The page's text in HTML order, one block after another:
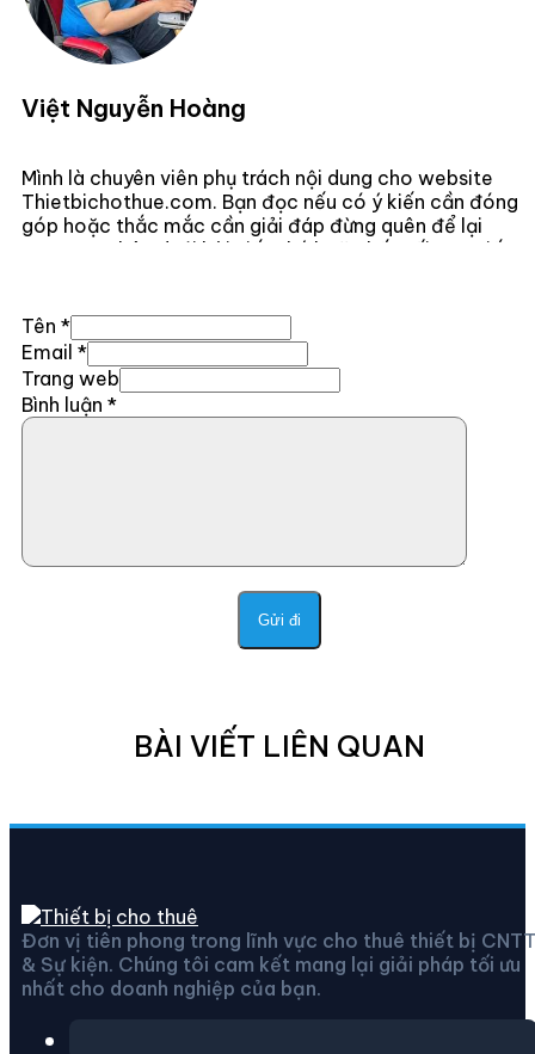
Việt Nguyễn Hoàng
Mình là chuyên viên phụ trách nội dung cho website
Thietbichothue.com. Bạn đọc nếu có ý kiến cần đóng
góp hoặc thắc mắc cần giải đáp đừng quên để lại
comment bên dưới bài viết nhé hoặc kết nối trực tiếp
Tên *
Email *
Trang web
Bình luận *
BÀI VIẾT LIÊN QUAN
Đơn vị tiên phong trong lĩnh vực cho thuê thiết bị CNTT
& Sự kiện. Chúng tôi cam kết mang lại giải pháp tối ưu
nhất cho doanh nghiệp của bạn.